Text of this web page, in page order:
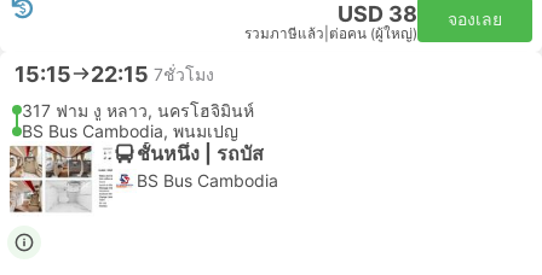
USD 38
รวมภาษีแล้ว ต่อคน (ผู้ใหญ่)
จองเลย
15:15 22:15 7ชั่วโมง
317 ฟาม งู หลาว, นครโฮจิมินห์
BS Bus Cambodia, พนมเปญ
ชั้นหนึ่ง | รถบัส
BS Bus Cambodia